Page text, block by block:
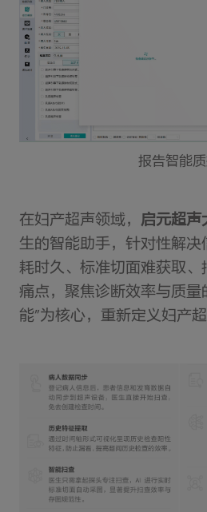
报告智能
在妇产超声领域， 启元超声
生的智能助手，针对性解
耗时久、标准切面难获取
痛点，聚焦诊断效率与质量
能”为核心，重新定义妇产